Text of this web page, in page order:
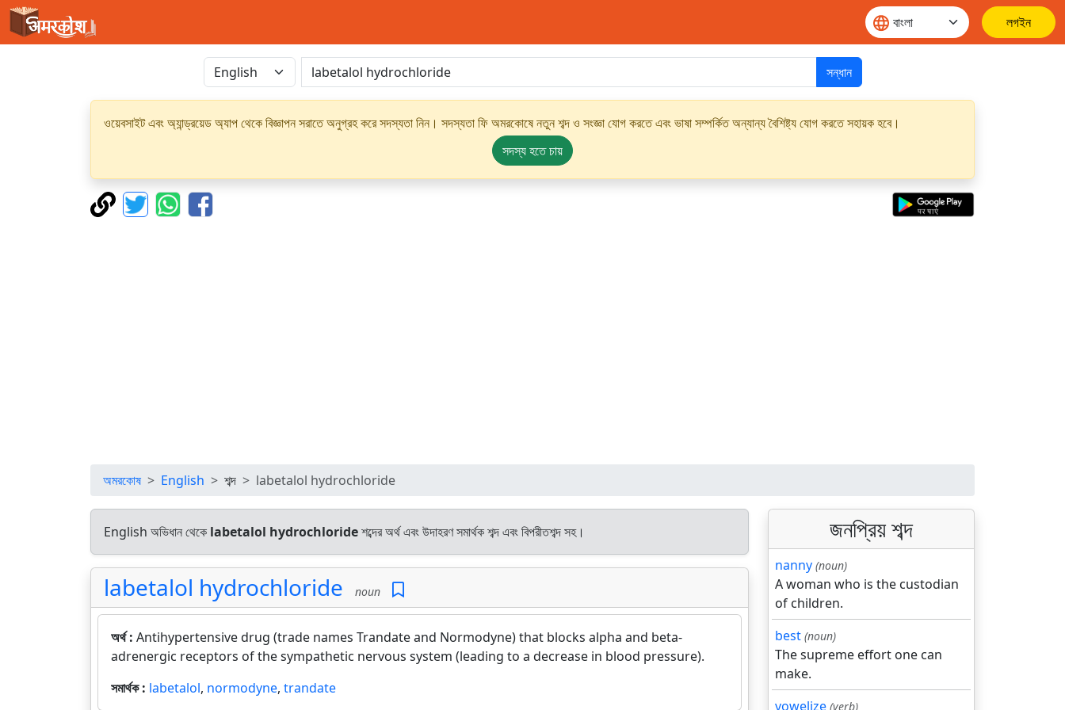
লগইন
সন্ধান
ওয়েবসাইট এবং অ্যান্ড্রয়েড অ্যাপ থেকে বিজ্ঞাপন সরাতে অনুগ্রহ করে সদস্যতা নিন। সদস্যতা ফি অমরকোষে নতুন শব্দ ও সংজ্ঞা যোগ করতে এবং ভাষা সম্পর্কিত অন্যান্য বৈশিষ্ট্য যোগ করতে সহায়ক হবে।
সদস্য হতে চায়
অমরকোষ English শব্দ labetalol hydrochloride
English অভিধান থেকে labetalol hydrochlorideশব্দের অর্থ এবং উদাহরণ সমার্থক শব্দ এবং বিপরীতশব্দ সহ।
labetalol hydrochloride noun
অর্থ : Antihypertensive drug (trade names Trandate and Normodyne) that blocks alpha and beta-
adrenergic receptors of the sympathetic nervous system (leading to a decrease in blood pressure).
সমার্থক : labetalol, normodyne, trandate
জনপ্রিয় শব্দ
nanny (noun)
A woman who is the custodian
of children.
best (noun)
The supreme effort one can
make.
vowelize (verb)